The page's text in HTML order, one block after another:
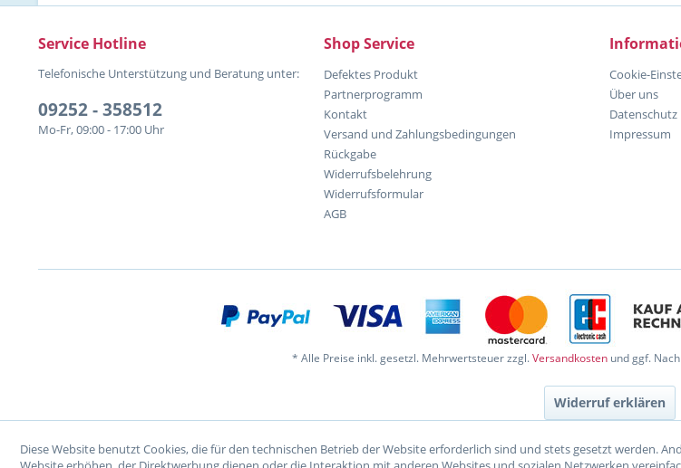
Service Hotline
Telefonische Unterstützung und Beratung unter:
09252 - 358512
Mo-Fr, 09:00 - 17:00 Uhr
Shop Service
Defektes Produkt
Partnerprogramm
Kontakt
Versand und Zahlungsbedingungen
Rückgabe
Widerrufsbelehrung
Widerrufsformular
AGB
Cookie-
Über uns
Datenschutz
Impressum
* Alle Preise inkl. gesetzl. Mehrwertsteuer zzgl.Versandkostenund ggf.
Widerruf erklären
Diese Website benutzt Cookies, die für den technischen Betrieb der Website erforderlich sind und stets gesetzt werden.